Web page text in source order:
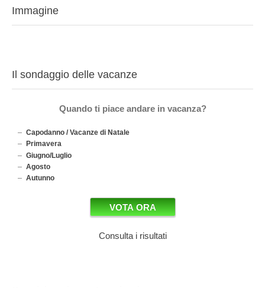
Immagine
Il sondaggio delle vacanze
Quando ti piace andare in vacanza?
Capodanno / Vacanze di Natale
Primavera
Giugno/Luglio
Agosto
Autunno
Consulta i risultati